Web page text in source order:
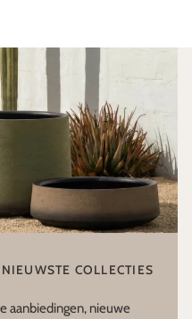
COLLECTIES
aanbiedingen, nieuwe